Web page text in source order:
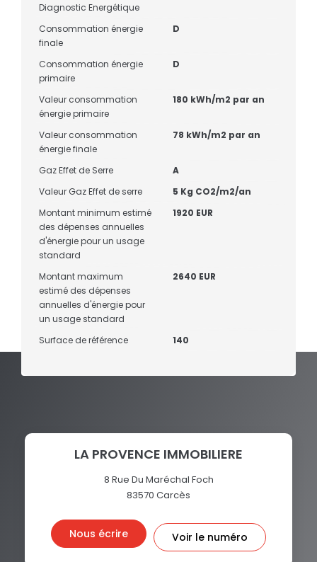
Diagnostic Energétique
Consommation énergie
finale
D
Consommation énergie
primaire
D
Valeur consommation
énergie primaire
180 kWh/m2 par an
Valeur consommation
énergie finale
78 kWh/m2 par an
Gaz Effet de Serre
A
Valeur Gaz Effet de serre
5 Kg CO2/m2/an
Montant minimum estimé
des dépenses annuelles
d'énergie pour un usage
standard
1920 EUR
Montant maximum
estimé des dépenses
annuelles d'énergie pour
un usage standard
2640 EUR
Surface de référence 140
LA PROVENCE IMMOBILIERE
8 Rue Du Maréchal Foch
83570 Carcès
Nous écrire Voir le numéro